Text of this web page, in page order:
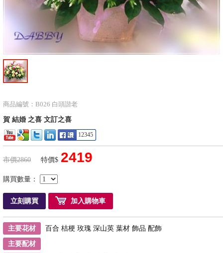
商品編號：B026 白頭諧老
賀 結婚 之喜 文訂之喜
12345
市價2860 特價$ 2419
購買數量：
立刻購買 加入購物車
主要花材 百合 桔梗 玫瑰 深山英 葉材 飾品 配飾
主要配材